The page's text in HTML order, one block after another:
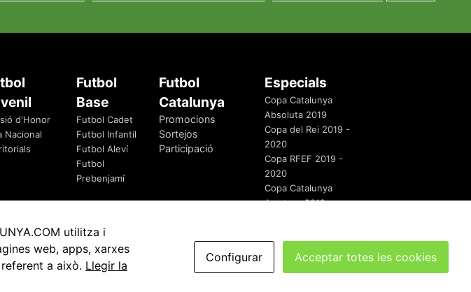
d'Honor
Nacional
Futbol
Base
Futbol Cadet
Futbol Infantil
Futbol Aleví
Futbol
Prebenjamí
Futbol
Catalunya
Promocions
Sortejos
Participació
Especials
Copa Catalunya
Absoluta 2019
Copa del Rei 2019 -
2020
Copa RFEF 2019 -
2020
Copa Catalunya
Amateur 2019
Política de Cookies redaccio@futbolcatalunya.com
utilitza i
web, apps, xarxes
a això. Llegir la
Configurar Acceptar totes les cookies